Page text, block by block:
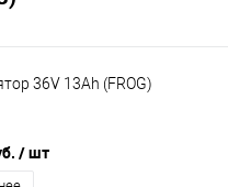
36V 13Ah (FROG)
/ шт